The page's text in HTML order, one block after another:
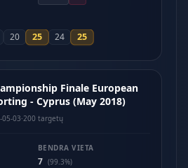
20 25 24 25
Finale European
- Cyprus (May 2018)
05-03·200 targetų
BENDRA VIETA
7 (99.3%)